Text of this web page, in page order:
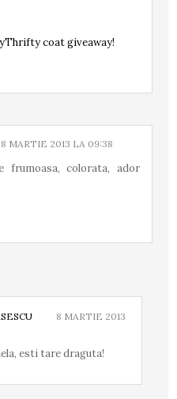
coat giveaway!
8 MARTIE 2013 LA 09:38
colorata, ador
8 MARTIE 2013
esti tare draguta!